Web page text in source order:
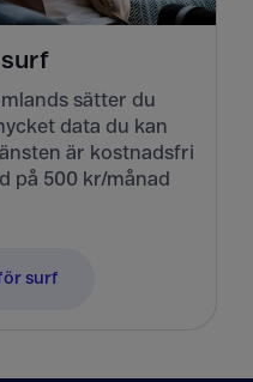
sätter du
data du kan
är kostnadsfri
på 500 kr/månad
surf